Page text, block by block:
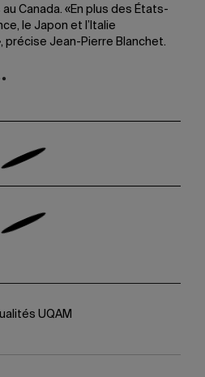
Canada. «En plus des États-
le Japon et l’Italie
précise Jean-Pierre Blanchet.
UQAM